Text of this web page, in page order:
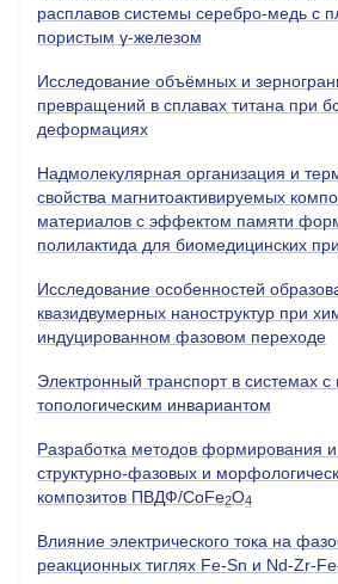
расплавов системы серебро-медь с
пористым γ-железом
Исследование объёмных и
превращений в сплавах титана при
деформациях
Надмолекулярная организация и
свойства магнитоактивируемых
материалов с эффектом памяти
полилактида для биомедицинских
Исследование особенностей
квазидвумерных наноструктур при
индуцированном фазовом переходе
Электронный транспорт в системах
топологическим инвариантом
Разработка методов формирования и
структурно-фазовых и
композитов ПВДФ/CoFe2O4
Влияние электрического тока на
реакционных тиглях Fe-Sn и Nd-Zr-Fe